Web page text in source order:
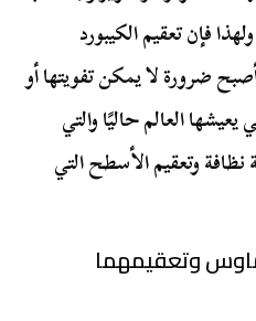
فإن تعقيم الكيبورد
ضرورة لا يمكن تفويتها أو
العالم حاليًا والتي
نظافة وتعقيم الأسطح التي
وتعقيمهما